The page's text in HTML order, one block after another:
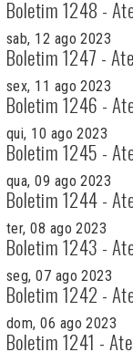
Boletim 1248 -
sab, 12 ago 2023
Boletim 1247 -
sex, 11 ago 2023
Boletim 1246 -
qui, 10 ago 2023
Boletim 1245 -
qua, 09 ago 2023
Boletim 1244 -
ter, 08 ago 2023
Boletim 1243 -
seg, 07 ago 2023
Boletim 1242 -
dom, 06 ago 2023
Boletim 1241 -